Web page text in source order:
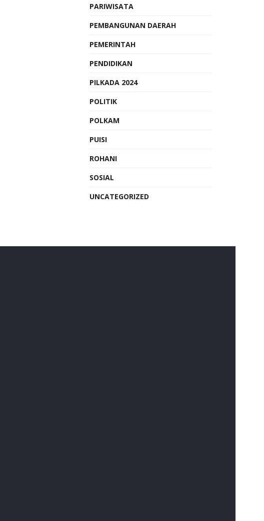
PARIWISATA
PEMBANGUNAN DAERAH
PEMERINTAH
PENDIDIKAN
PILKADA 2024
POLITIK
POLKAM
PUISI
ROHANI
SOSIAL
UNCATEGORIZED